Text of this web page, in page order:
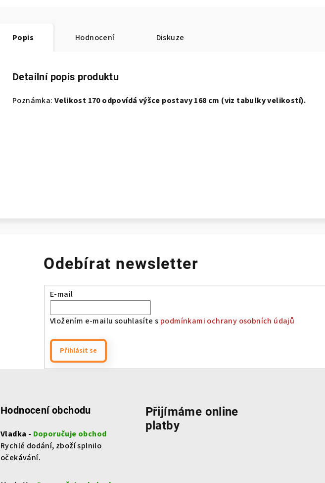
Popis Hodnocení Diskuze
Detailní popis produktu
Poznámka: Velikost 170 odpovídá výšce postavy 168 cm (viz tabulky velikostí).
Odebírat newsletter
E-mail
Vložením e-mailu souhlasíte s podmínkami ochrany osobních údajů
Přihlásit se
Hodnocení obchodu
Vlaďka - Doporučuje obchod
Rychlé dodání, zboží splnilo
očekávání.
Přijímáme online
platby